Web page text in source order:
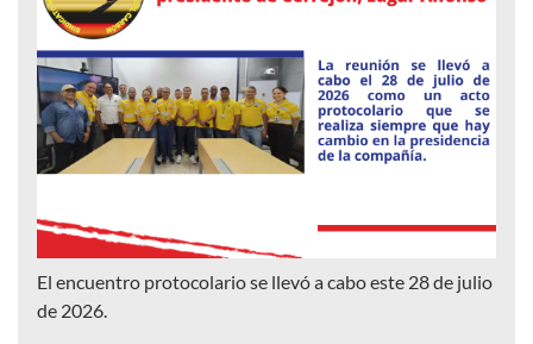
El encuentro protocolario se llevó a cabo este 28 de julio
de 2026.